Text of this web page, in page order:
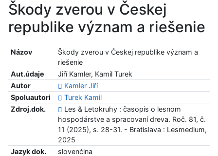
Škody zverou v Českej
republike význam a riešenie
Názov
Škody zverou v Českej republike význam a
riešenie
Aut.údaje
Jiří Kamler, Kamil Turek
Autor
Kamler Jiří
Spoluautori
Turek Kamil
Zdroj.dok.
Les & Letokruhy : časopis o lesnom
hospodárstve a spracovaní dreva. Roč. 81, č.
11 (2025), s. 28-31. - Bratislava : Lesmedium,
2025
Jazyk dok.
slovenčina